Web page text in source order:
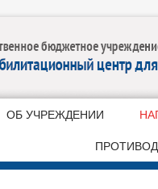
ОБ УЧРЕЖДЕНИИ